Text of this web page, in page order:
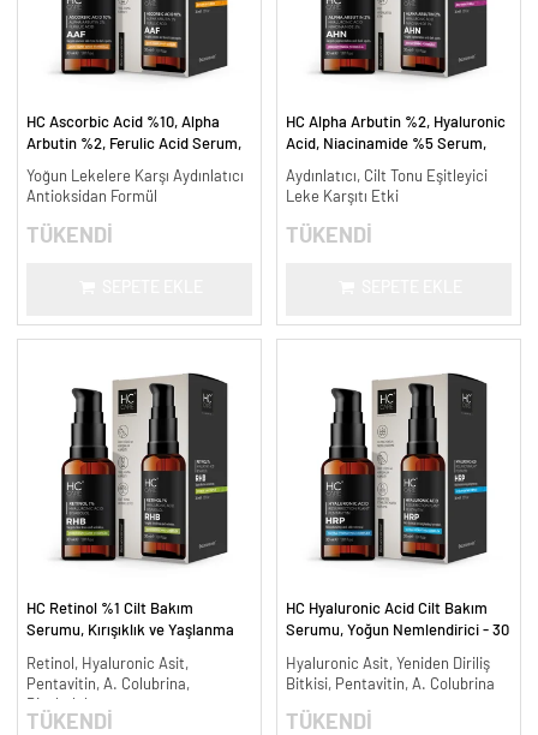
HC Ascorbic Acid %10, Alpha
Arbutin %2, Ferulic Acid Serum,
ml.
Yoğun Lekelere Karşı Aydınlatıcı
Antioksidan Formül
TÜKENDİ
HC Alpha Arbutin %2, Hyaluronic
Acid, Niacinamide %5 Serum,
ml.
Aydınlatıcı, Cilt Tonu Eşitleyici
Leke Karşıtı Etki
TÜKENDİ
HC Retinol %1 Cilt Bakım
Serumu, Kırışıklık ve Yaşlanma
Retinol, Hyaluronic Asit,
Pentavitin, A. Colubrina,
Bisabolol
TÜKENDİ
HC Hyaluronic Acid Cilt Bakım
Serumu, Yoğun Nemlendirici - 30
Hyaluronic Asit, Yeniden Diriliş
Bitkisi, Pentavitin, A. Colubrina
TÜKENDİ